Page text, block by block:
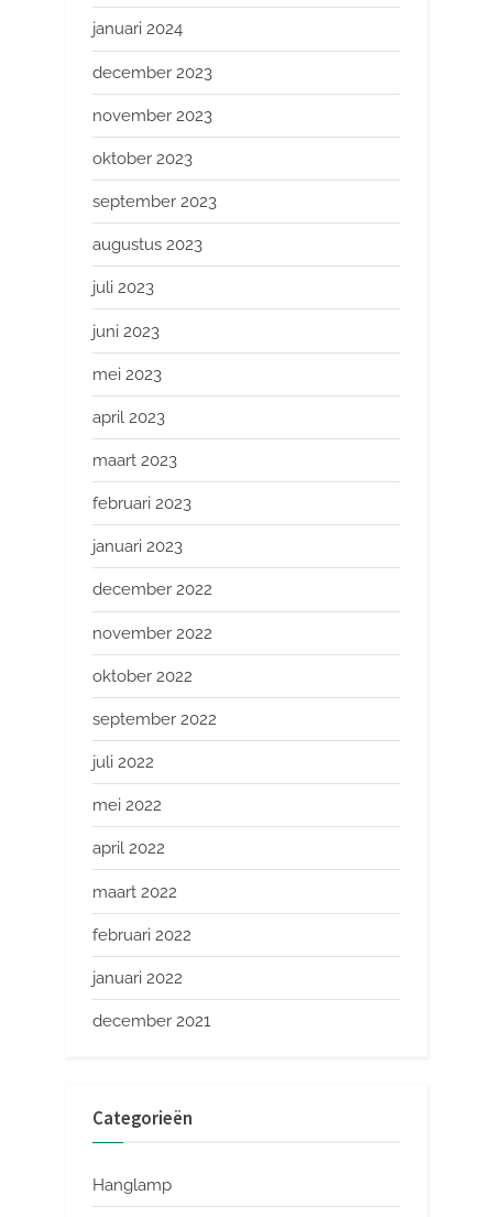
januari 2024
december 2023
november 2023
oktober 2023
september 2023
augustus 2023
juli 2023
juni 2023
mei 2023
april 2023
maart 2023
februari 2023
januari 2023
december 2022
november 2022
oktober 2022
september 2022
juli 2022
mei 2022
april 2022
maart 2022
februari 2022
januari 2022
december 2021
Categorieën
Hanglamp